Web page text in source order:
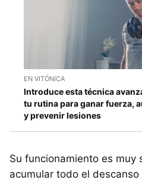
EN VITÓNICA
Introduce esta técnica
tu rutina para ganar fuerza,
y prevenir lesiones
Su funcionamiento es muy
acumular todo el